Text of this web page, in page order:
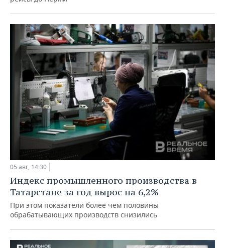
05 авг, 14:30
Индекс промышленного производства в
Татарстане за год вырос на 6,2%
При этом показатели более чем половины
обрабатывающих производств снизились